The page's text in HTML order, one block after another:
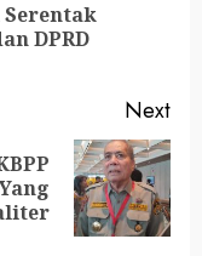
DPRD
Next